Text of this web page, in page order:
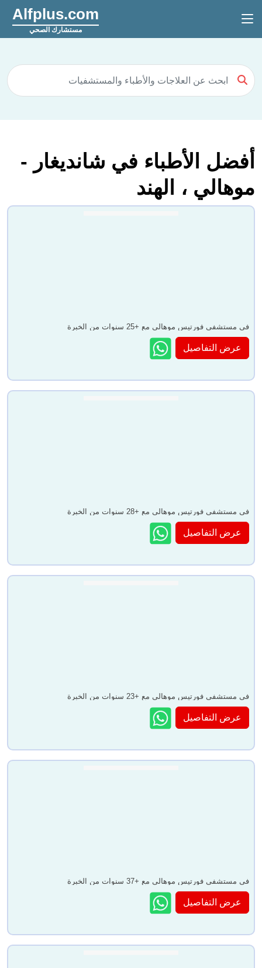
Alfplus.com
مستشارك الصحي
أفضل الأطباء في شانديغار -
موهالي ، الهند
في مستشفى فورتيس موهالي مع +25 سنوات من الخبرة
عرض التفاصيل
في مستشفى فورتيس موهالي مع +28 سنوات من الخبرة
عرض التفاصيل
في مستشفى فورتيس موهالي مع +23 سنوات من الخبرة
عرض التفاصيل
في مستشفى فورتيس موهالي مع +37 سنوات من الخبرة
عرض التفاصيل